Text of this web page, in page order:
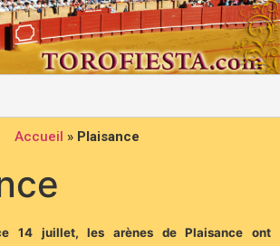
Accueil » Plaisance
14 juillet, les arènes de Plaisance ont